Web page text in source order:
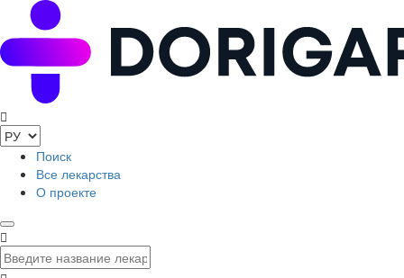
Поиск
Все лекарства
О проекте